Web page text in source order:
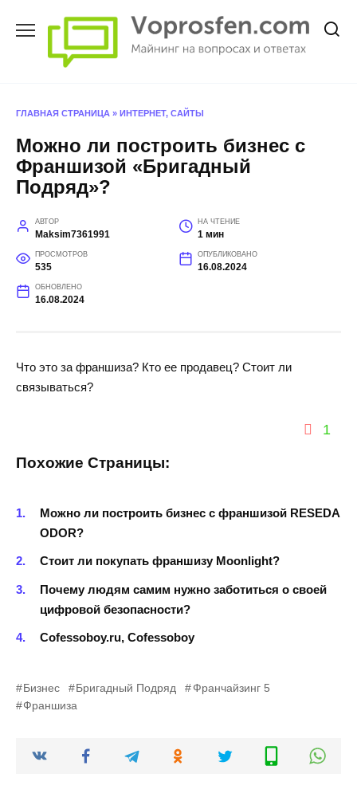
ГЛАВНАЯ СТРАНИЦА » ИНТЕРНЕТ, САЙТЫ
Можно ли построить бизнес с
Франшизой «Бригадный
Подряд»?
АВТОР
Maksim7361991
НА ЧТЕНИЕ
1 мин
ПРОСМОТРОВ
535
ОПУБЛИКОВАНО
16.08.2024
ОБНОВЛЕНО
16.08.2024
Что это за франшиза? Кто ее продавец? Стоит ли
связываться?
1
Похожие Страницы:
Можно ли построить бизнес с франшизой RESEDA
ODOR?
Стоит ли покупать франшизу Moonlight?
Почему людям самим нужно заботиться о своей
цифровой безопасности?
Cofessoboy.ru, Cofessoboy
Бизнес Бригадный Подряд
Франчайзинг 5
Франшиза